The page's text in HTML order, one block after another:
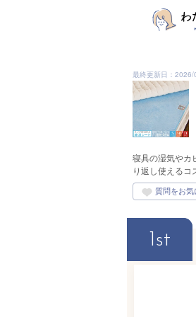
最終更新日：2026/
寝具の湿気やカ
り返し使えるコ
1st